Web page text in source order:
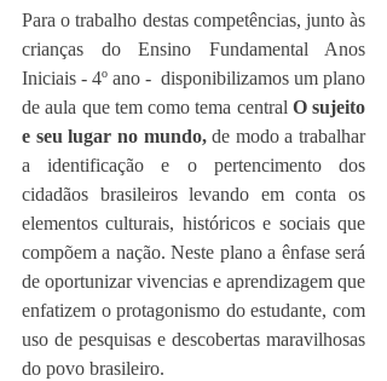
Para o trabalho destas competências, junto às
crianças do Ensino Fundamental Anos
Iniciais - 4º ano -  disponibilizamos um plano
de aula que tem como tema central O sujeito
e seu lugar no mundo, de modo a trabalhar
a identificação e o pertencimento dos
cidadãos brasileiros levando em conta os
elementos culturais, históricos e sociais que
compõem a nação. Neste plano a ênfase será
de oportunizar vivencias e aprendizagem que
enfatizem o protagonismo do estudante, com
uso de pesquisas e descobertas maravilhosas
do povo brasileiro.